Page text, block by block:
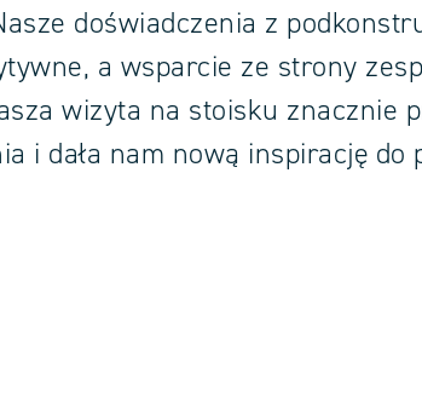
doświadczenia z
a wsparcie ze strony
wizyta na stoisku znacznie
i dała nam nową inspirację do